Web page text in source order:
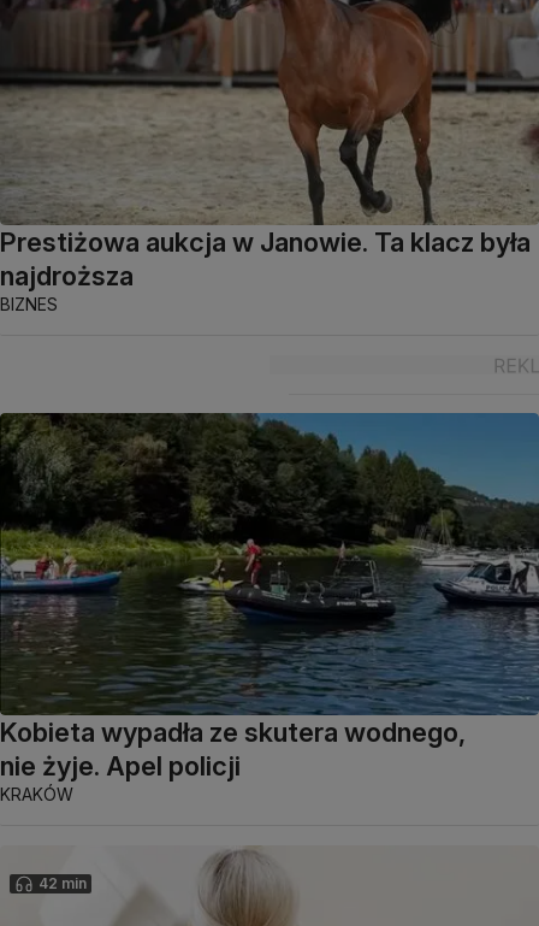
Prestiżowa aukcja w Janowie. Ta klacz była
najdroższa
BIZNES
Kobieta wypadła ze skutera wodnego,
nie żyje. Apel policji
KRAKÓW
42 min